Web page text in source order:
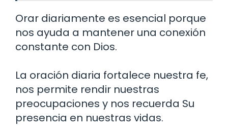
Orar diariamente es esencial porque
nos ayuda a mantener una conexión
constante con Dios.
La oración diaria fortalece nuestra fe,
nos permite rendir nuestras
preocupaciones y nos recuerda Su
presencia en nuestras vidas.